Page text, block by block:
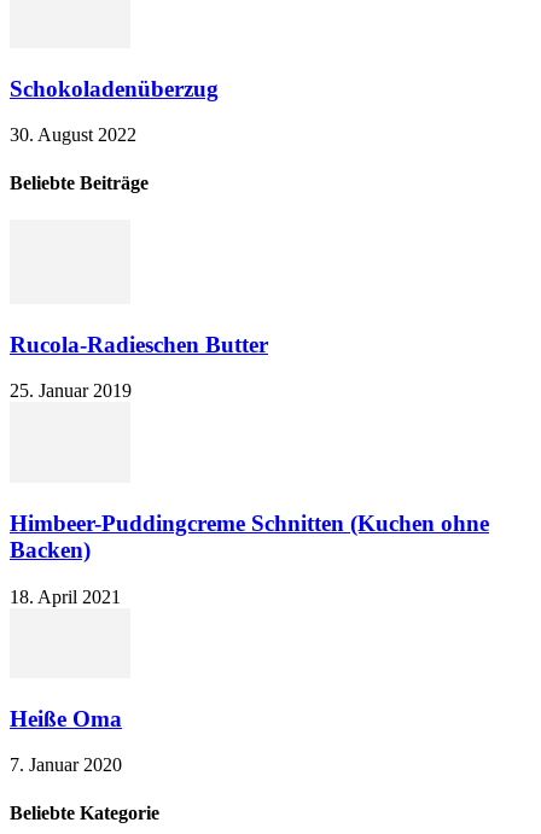
Schokoladenüberzug
30. August 2022
Beliebte Beiträge
Rucola-Radieschen Butter
25. Januar 2019
Himbeer-Puddingcreme Schnitten (Kuchen ohne
Backen)
18. April 2021
Heiße Oma
7. Januar 2020
Beliebte Kategorie